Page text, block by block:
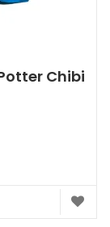
Chibi